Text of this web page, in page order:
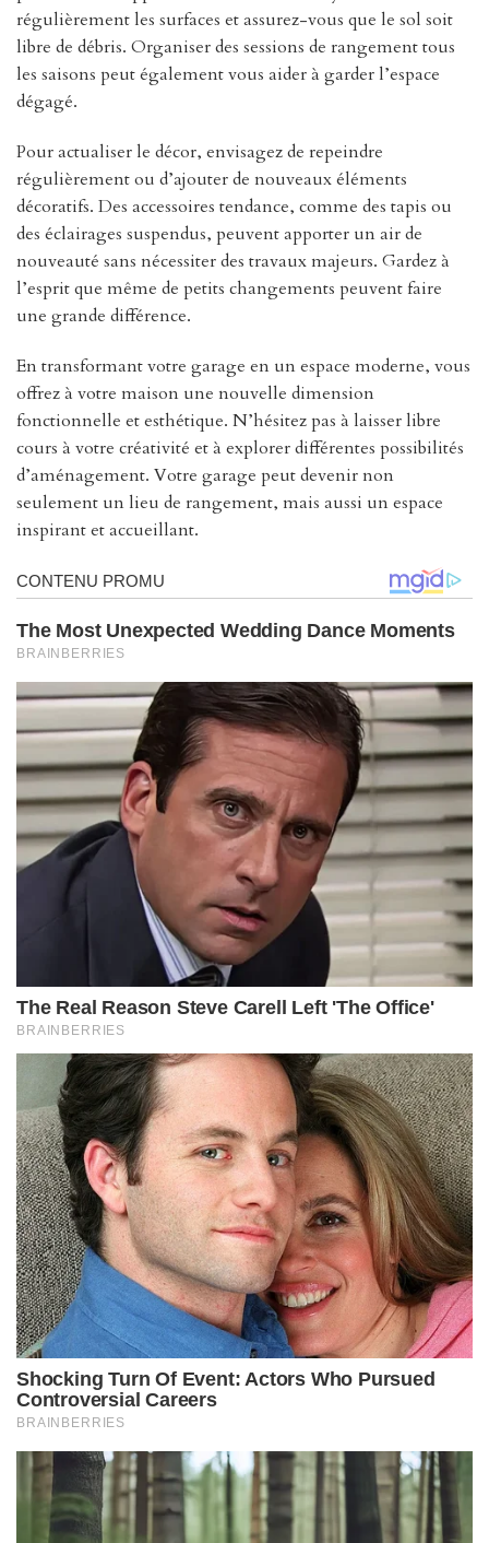
régulièrement les surfaces et assurez-vous que le sol soit
libre de débris. Organiser des sessions de rangement tous
les saisons peut également vous aider à garder l’espace
dégagé.
Pour actualiser le décor, envisagez de repeindre
régulièrement ou d’ajouter de nouveaux éléments
décoratifs. Des accessoires tendance, comme des tapis ou
des éclairages suspendus, peuvent apporter un air de
nouveauté sans nécessiter des travaux majeurs. Gardez à
l’esprit que même de petits changements peuvent faire
une grande différence.
En transformant votre garage en un espace moderne, vous
offrez à votre maison une nouvelle dimension
fonctionnelle et esthétique. N’hésitez pas à laisser libre
cours à votre créativité et à explorer différentes possibilités
d’aménagement. Votre garage peut devenir non
seulement un lieu de rangement, mais aussi un espace
inspirant et accueillant.